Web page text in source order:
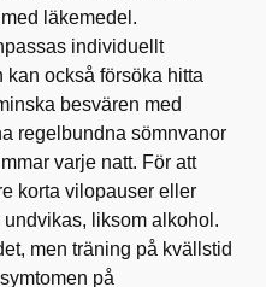
läkemedel.
individuellt
kan också försöka hitta
besvären med
regelbundna sömnvanor
varje natt. För att
korta vilopauser eller
liksom alkohol.
men träning på kvällstid
på